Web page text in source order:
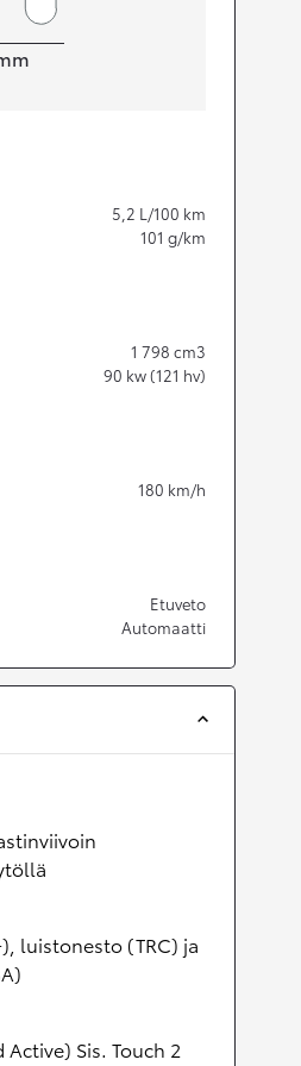
5,2 L/100 km
101 g/km
1 798 cm3
90 kw (121 hv)
180 km/h
Etuveto
Automaatti
luistonesto (TRC) ja
Sis. Touch 2